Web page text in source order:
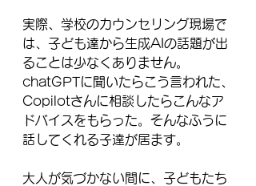
実際、学校のカウンセリング現場で
は、子ども達から生成AIの話題が出
ることは少なくありません。
chatGPTに聞いたらこう言われた、
Copilotさんに相談したらこんなア
ドバイスをもらった。そんなふうに
話してくれる子達が居ます。
大人が気づかない間に、子どもたち